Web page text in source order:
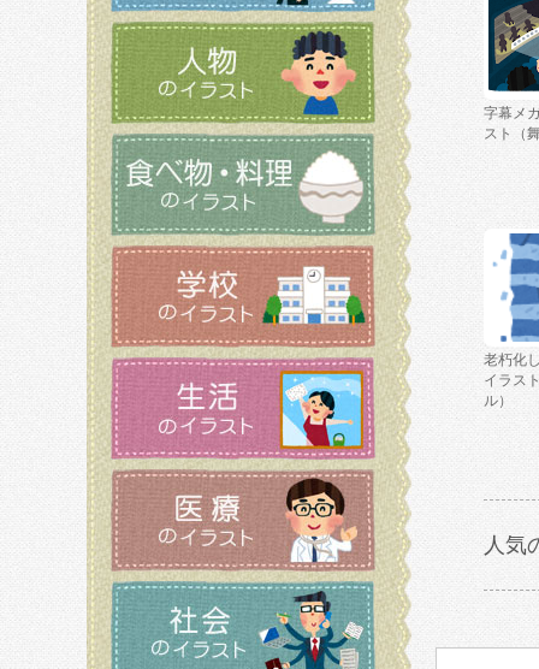
字幕メ
スト（
老朽化
イラス
ル）
人気